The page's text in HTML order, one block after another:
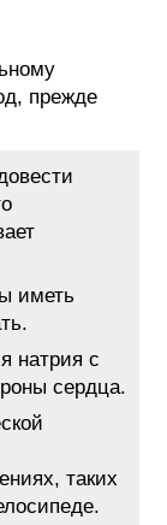
прежде
иметь
натрия с
сердца.
таких